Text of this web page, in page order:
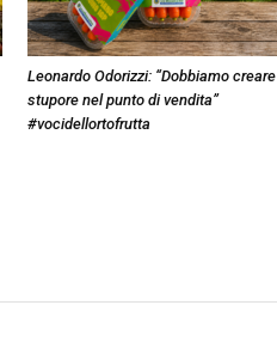
Leonardo Odorizzi: “Dobbiamo creare
stupore nel punto di vendita”
#vocidellortofrutta